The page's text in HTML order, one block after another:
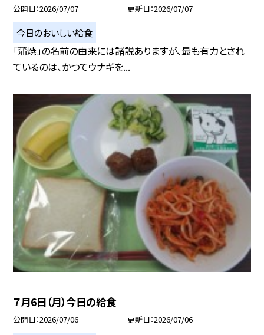
公開日 2026/07/07 更新日 2026/07/07
今日のおいしい給食
「蒲焼」の名前の由来には諸説ありますが、最も有力とされ
ているのは、かつてウナギを...
７月6日（月）今日の給食
公開日 2026/07/06 更新日 2026/07/06